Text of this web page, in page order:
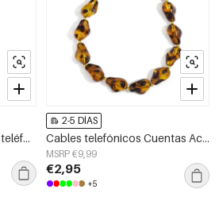
Cuentas de cadena para teléfono, acrílico, accesorios diarios
2-5 DÍAS
Cables telefónicos Cuentas Acrílico Casual Accesorios diarios
MSRP €9,99
€2,95
+5